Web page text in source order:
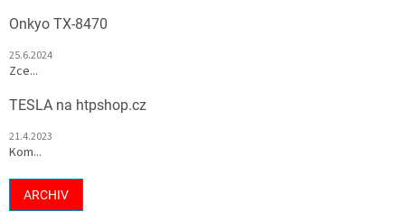
Onkyo TX-8470
25.6.2024
Zce...
TESLA na htpshop.cz
21.4.2023
Kom...
ARCHIV